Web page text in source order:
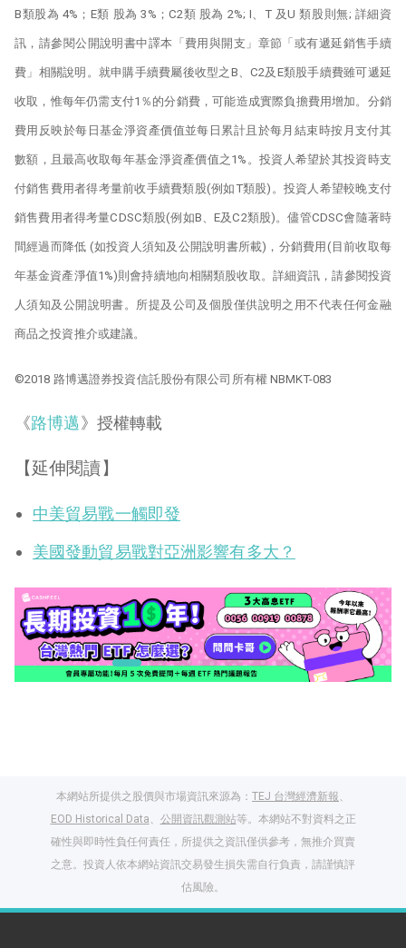
B類股為 4%；E類 股為 3%；C2類 股為 2%; I、T 及U 類股則無; 詳細資
訊，請參閱公開說明書中譯本「費用與開支」章節「或有遞延銷售手續
費」相關說明。就申購手續費屬後收型之B、C2及E類股手續費雖可遞延
收取，惟每年仍需支付1％的分銷費，可能造成實際負擔費用增加。分銷
費用反映於每日基金淨資產價值並每日累計且於每月結束時按月支付其
數額，且最高收取每年基金淨資產價值之1%。投資人希望於其投資時支
付銷售費用者得考量前收手續費類股(例如T類股)。投資人希望較晚支付
銷售費用者得考量CDSC類股(例如B、E及C2類股)。儘管CDSC會隨著時
間經過而降低 (如投資人須知及公開說明書所載)，分銷費用(目前收取每
年基金資產淨值1%)則會持續地向相關類股收取。詳細資訊，請參閱投資
人須知及公開說明書。所提及公司及個股僅供說明之用不代表任何金融
商品之投資推介或建議。
©2018 路博邁證券投資信託股份有限公司所有權 NBMKT-083
《路博邁》授權轉載
【延伸閱讀】
中美貿易戰一觸即發
美國發動貿易戰對亞洲影響有多大？
本網站所提供之股價與市場資訊來源為： TEJ 台灣經濟新報、
EOD Historical Data、 公開資訊觀測站等。本網站不對資料之正
確性與即時性負任何責任，所提供之資訊僅供參考，無推介買賣
之意。投資人依本網站資訊交易發生損失需自行負責，請謹慎評
估風險。